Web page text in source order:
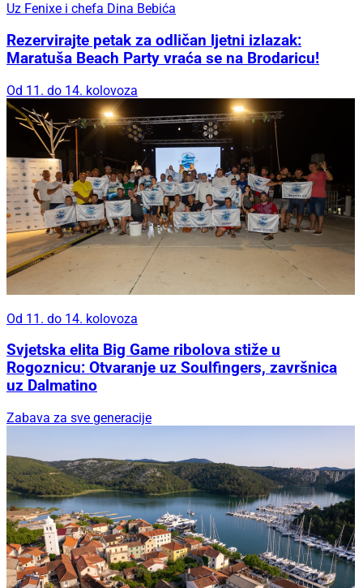
Uz Fenixe i chefa Dina Bebića
Rezervirajte petak za odličan ljetni izlazak:
Maratuša Beach Party vraća se na Brodaricu!
Od 11. do 14. kolovoza
Od 11. do 14. kolovoza
Svjetska elita Big Game ribolova stiže u
Rogoznicu: Otvaranje uz Soulfingers, završnica
uz Dalmatino
Zabava za sve generacije